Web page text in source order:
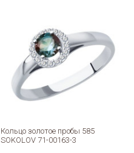
Кольцо золотое пробы 585
SOKOLOV 71-00163-3